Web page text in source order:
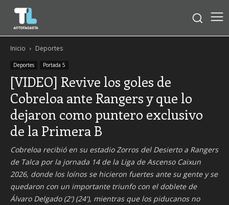
Inicio Deportes
Deportes Portada 5
[VIDEO] Revive los goles de
Cobreloa ante Rangers y que lo
dejaron como puntero exclusivo
de la Primera B
Cobreloa recibió en su estadio Zorros del Desierto a Rangers
de Talca por la jornada 14 de la Liga de Ascenso Caixun
2026, donde los loínos se hicieron fuertes ante su gente y se
quedaron con un importante triunfo con el doblete de
Álvaro Delgado (2') (24'), mientras que los piducanos no